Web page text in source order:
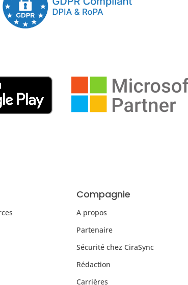
Compagnie
A propos
Partenaire
Sécurité chez CiraSync
Rédaction
Carrières